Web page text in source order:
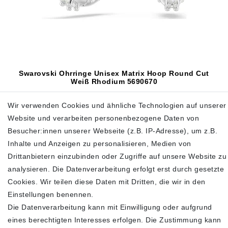
Swarovski Ohrringe Unisex Matrix Hoop Round Cut
Weiß Rhodium 5690670
59,00 € 49,00 €
inkl. ges. MwSt.zzgl.Versandkosten
SHOP
Impressum
Daten­schutz­erklärung
Wir verwenden Cookies und ähnliche Technologien auf unserer
Website und verarbeiten personenbezogene Daten von
Besucher:innen unserer Webseite (z.B. IP-Adresse), um z.B.
Inhalte und Anzeigen zu personalisieren, Medien von
Drittanbietern einzubinden oder Zugriffe auf unsere Website zu
analysieren. Die Datenverarbeitung erfolgt erst durch gesetzte
Cookies. Wir teilen diese Daten mit Dritten, die wir in den
Einstellungen benennen.
Die Datenverarbeitung kann mit Einwilligung oder aufgrund
eines berechtigten Interesses erfolgen. Die Zustimmung kann